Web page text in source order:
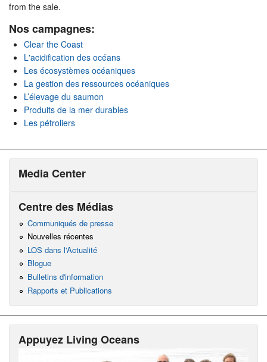
from the sale.
Nos campagnes:
Clear the Coast
L'acidification des océans
Les écosystèmes océaniques
La gestion des ressources océaniques
L’élevage du saumon
Produits de la mer durables
Les pétroliers
Media Center
Centre des Médias
Communiqués de presse
Nouvelles récentes
LOS dans l'Actualité
Blogue
Bulletins d'information
Rapports et Publications
Appuyez Living Oceans